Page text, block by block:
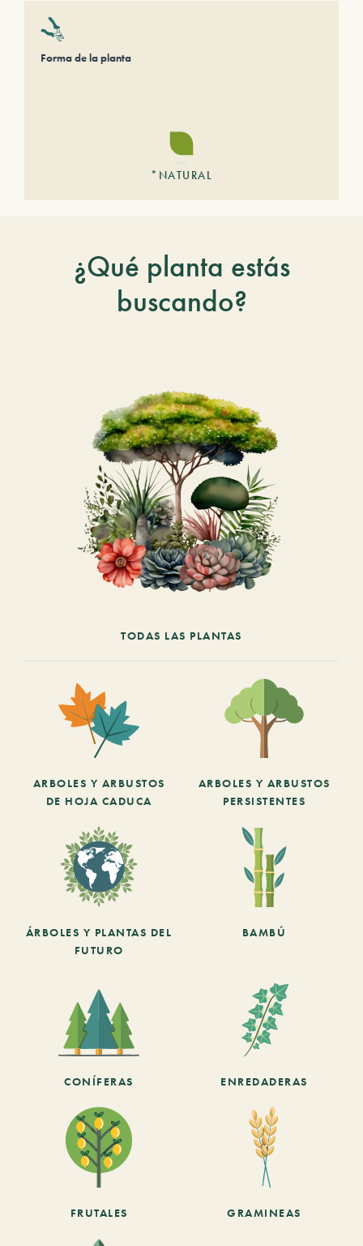
Forma de la planta
*NATURAL
¿Qué planta estás
buscando?
TODAS LAS PLANTAS
ARBOLES Y ARBUSTOS
DE HOJA CADUCA
ARBOLES Y ARBUSTOS
PERSISTENTES
ÁRBOLES Y PLANTAS DEL
FUTURO
BAMBÚ
CONÍFERAS ENREDADERAS
FRUTALES GRAMINEAS